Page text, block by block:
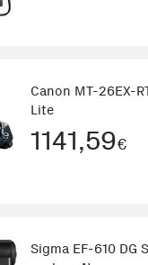
Canon MT-26EX-
Lite
1141,59€
Sigma EF-610 DG